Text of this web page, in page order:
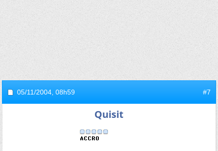
05/11/2004, 08h59 #7
Quisit